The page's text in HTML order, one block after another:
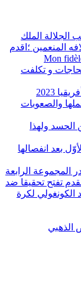
لتربع صاحب الجلالة الملك
المنعمين ؛اقدم
و تكلفت
2023
والصعوبات
الحسد ولهذا
بعد انفصالها
المجموعة الرابعة
تفتح تحقيقا ضد
الكونغولي لكرة